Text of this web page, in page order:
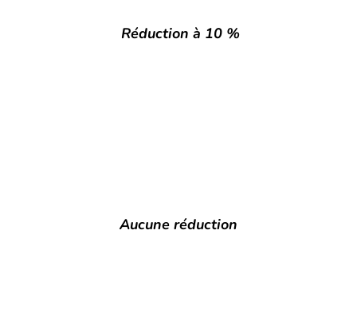
Réduction à 10 %
Aucune réduction